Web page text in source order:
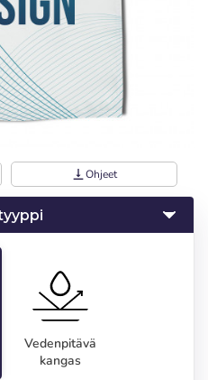
vertical_align_bottomOhjeet
Vedenpitävä
kangas